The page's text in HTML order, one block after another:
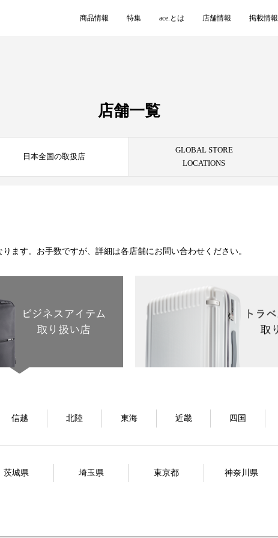
商品情報 特集 ace.とは 店舗情報 掲載情報
店舗一覧
日本全国の取扱店
GLOBAL STORE
LOCATIONS
ます。お手数ですが、詳細は各店舗にお問い合わせください。
信越 北陸 東海 近畿 四国
茨城県 埼玉県 東京都 神奈川県